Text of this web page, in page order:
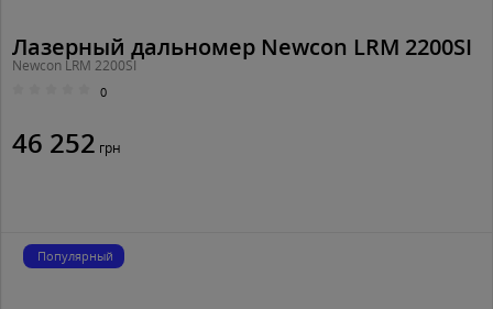
Лазерный дальномер Newcon LRM 2200SI
Newcon LRM 2200SI
0
46 252 грн
Популярный